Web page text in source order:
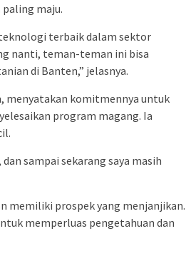
maju.
terbaik dalam sektor
nanti, teman-teman ini bisa
di Banten,” jelasnya.
menyatakan komitmennya untuk
program magang. Ia
sampai sekarang saya masih
memiliki prospek yang menjanjikan.
memperluas pengetahuan dan